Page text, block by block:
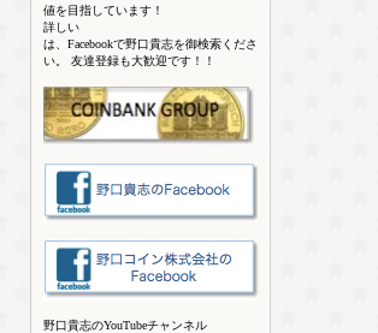
値を目指しています！
詳しい
は、Facebookで野口貴志を御検索くださ
い。 友達登録も大歓迎です！！
野口貴志のYouTubeチャンネル